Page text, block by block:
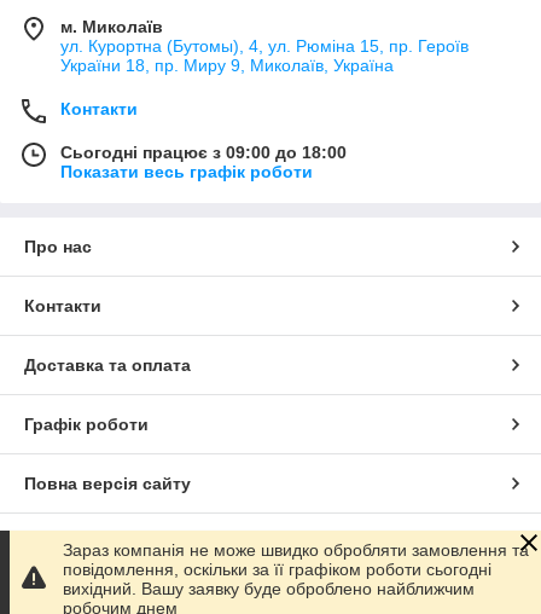
м. Миколаїв
ул. Курортна (Бутомы), 4, ул. Рюміна 15, пр. Героїв
України 18, пр. Миру 9, Миколаїв, Україна
Контакти
Сьогодні працює з 09:00 до 18:00
Показати весь графік роботи
Про нас
Контакти
Доставка та оплата
Графік роботи
Повна версія сайту
Сайт створено на маркетплейсі Prom.ua
Політика конфіденційності
Зараз компанія не може швидко обробляти замовлення та
повідомлення, оскільки за її графіком роботи сьогодні
вихідний. Вашу заявку буде оброблено найближчим
робочим днем